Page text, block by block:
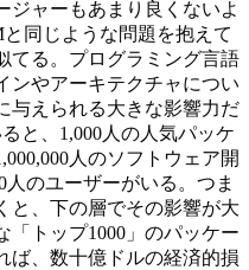
ジャーもあまり良くないよ
と同じような問題を抱えて
てる。プログラミング言語
ンやアーキテクチャについ
与えられる大きな影響力だ
と、1,000人の人気パッケ
人のソフトウェア開
人のユーザーがいる。つま
と、下の層でその影響が大
「トップ1000」のパッケー
ば、数十億ドルの経済的損